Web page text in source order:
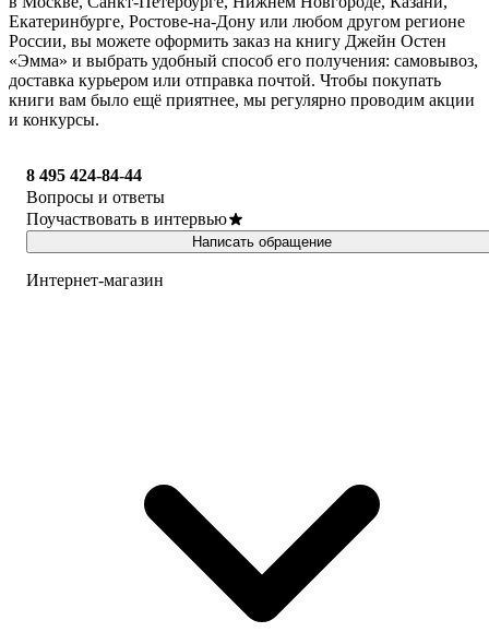
Екатеринбурге, Ростове-на-Дону или любом другом регионе
России, вы можете оформить заказ на книгу Джейн Остен
«Эмма» и выбрать удобный способ его получения: самовывоз,
доставка курьером или отправка почтой. Чтобы покупать
книги вам было ещё приятнее, мы регулярно проводим акции
и конкурсы.
8 495 424-84-44
Вопросы и ответы
Поучаствовать в интервью
Написать обращение
Интернет-магазин